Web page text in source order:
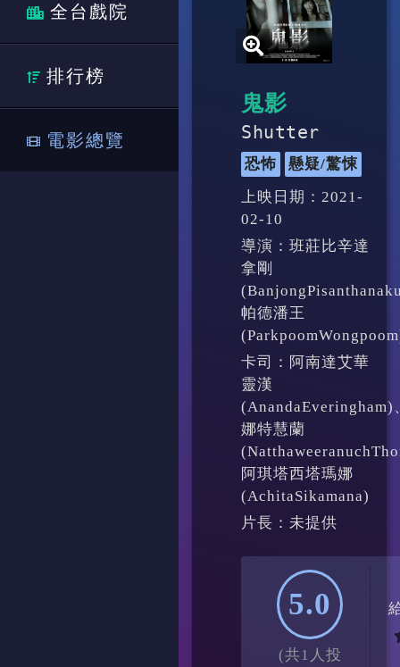
全台戲院
排行榜
電影總覽
鬼影
Shutter
恐怖
懸疑/驚悚
上映日期：2021-
02-10
導演：班莊比辛達
拿剛
帕德潘王
卡司：阿南達艾華
靈漢
(AnandaEveringham)
娜特慧蘭
阿琪塔西塔瑪娜
(AchitaSikamana)
片長：未提供
5.0
(共1人投